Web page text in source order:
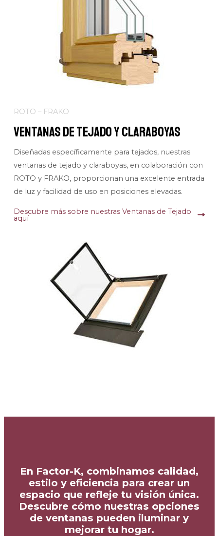
ROTO – FRAKO
Ventanas de Tejado y Claraboyas
Diseñadas específicamente para tejados, nuestras
ventanas de tejado y claraboyas, en colaboración con
ROTO y FRAKO, proporcionan una excelente entrada
de luz y facilidad de uso en posiciones elevadas.
Descubre más sobre nuestras Ventanas de Tejado
aquí
En Factor-K, combinamos calidad,
estilo y eficiencia para crear un
espacio que refleje tu visión única.
Descubre cómo nuestras opciones
de ventanas pueden iluminar y
mejorar tu hogar.